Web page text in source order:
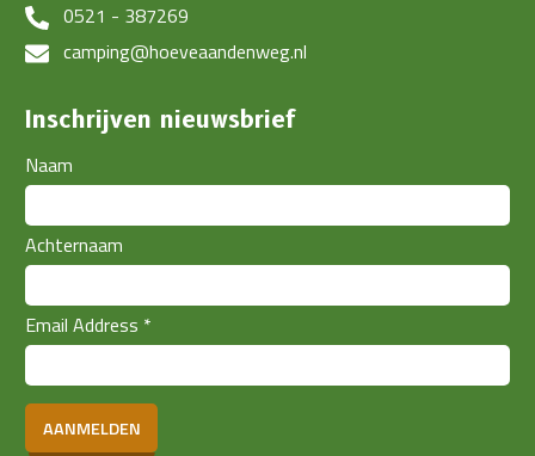
0521 - 387269
camping@hoeveaandenweg.nl
Inschrijven nieuwsbrief
Naam
Achternaam
Email Address *
AANMELDEN